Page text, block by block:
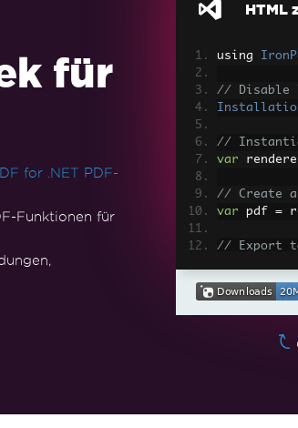
für
for .NET PDF-
Funktionen für
HTML
using
// Disable
//
var
// Create a
var pdf =
// Export
// Advanced
// Load
// An
d assets